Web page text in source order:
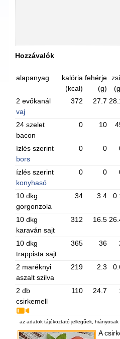
Hozzávalók
alapanyag
kalória
(kcal)
fehérje
(g)
2 evőkanál
vaj
372 27.7
24 szelet
bacon
0 10
ízlés szerint
bors
0 0
ízlés szerint
konyhasó
0 0
10 dkg
gorgonzola
34 3.4
10 dkg
karaván sajt
312 16.5
10 dkg
trappista sajt
365 36
2 maréknyi
aszalt szilva
219 2.3
2 db
csirkemell
110 24.7
az adatok tájékoztató jellegűek,
A